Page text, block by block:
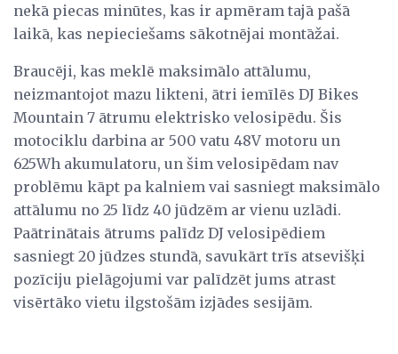
nekā piecas minūtes, kas ir apmēram tajā pašā
laikā, kas nepieciešams sākotnējai montāžai.
Braucēji, kas meklē maksimālo attālumu,
neizmantojot mazu likteni, ātri iemīlēs DJ Bikes
Mountain 7 ātrumu elektrisko velosipēdu. Šis
motociklu darbina ar 500 vatu 48V motoru un
625Wh akumulatoru, un šim velosipēdam nav
problēmu kāpt pa kalniem vai sasniegt maksimālo
attālumu no 25 līdz 40 jūdzēm ar vienu uzlādi.
Paātrinātais ātrums palīdz DJ velosipēdiem
sasniegt 20 jūdzes stundā, savukārt trīs atsevišķi
pozīciju pielāgojumi var palīdzēt jums atrast
visērtāko vietu ilgstošām izjādes sesijām.